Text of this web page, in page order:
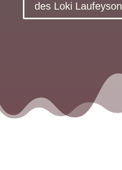
des Loki Laufeyson